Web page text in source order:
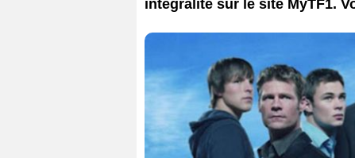
intégralité sur le site MyTF1.